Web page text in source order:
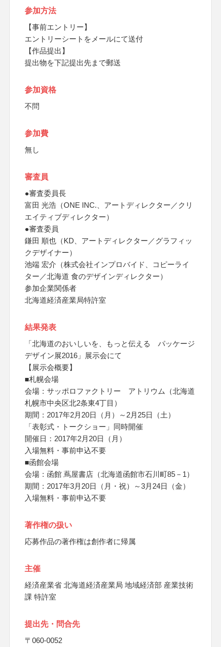
参加方法
【事前エントリー】
エントリーシートをメールにて送付
【作品提出】
提出物を下記提出先まで郵送
参加資格
不問
参加費
無し
審査員
●審査委員長
富田 光浩（ONE INC.、アートディレクター／クリ
エイティブディレクター）
●審査委員
鎌田 順也（KD、アートディレクター／グラフィッ
クデザイナー）
池端 宏介（株式会社インプロバイド、コピーライ
ター／北海道 食のデザインディレクター）
参加企業関係者
北海道経済産業局特許室
結果発表
「北海道のおいしいを、もっと伝える パッケージ
デザイン展2016」展示会にて
【展示会概要】
■札幌会場
会場：サッポロファクトリー アトリウム（北海道
札幌市中央区北2条東4丁目）
期間：2017年2月20日（月）～2月25日（土）
「表彰式・トークショー」同時開催
開催日：2017年2月20日（月）
入場無料・事前申込不要
■函館会場
会場：函館 蔦屋書店（北海道函館市石川町85－1）
期間：2017年3月20日（月・祝）～3月24日（金）
入場無料・事前申込不要
著作権の扱い
応募作品の著作権は創作者に帰属
主催
経済産業省 北海道経済産業局 地域経済部 産業技術
課 特許室
提出先・問合先
〒060-0052